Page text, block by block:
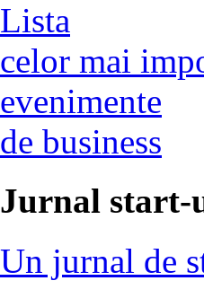
Lista
celor mai
evenimente
de business
Jurnal start-
Un jurnal de